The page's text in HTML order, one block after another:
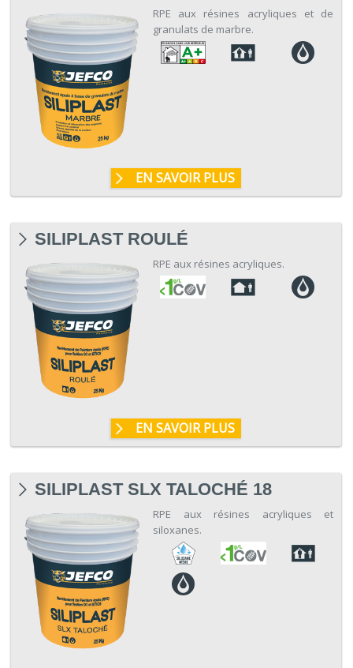
RPE aux résines acryliques et de
granulats de marbre.
EN SAVOIR PLUS
SILIPLAST ROULÉ
RPE aux résines acryliques.
EN SAVOIR PLUS
SILIPLAST SLX TALOCHÉ 18
RPE aux résines acryliques et
siloxanes.